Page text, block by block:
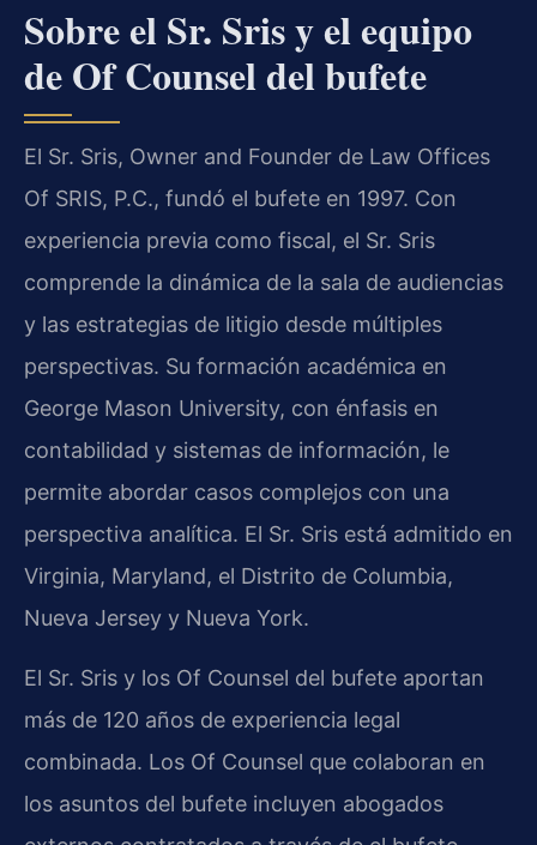
Sobre el Sr. Sris y el equipo
de Of Counsel del bufete
El Sr. Sris, Owner and Founder de Law Offices
Of SRIS, P.C., fundó el bufete en 1997. Con
experiencia previa como fiscal, el Sr. Sris
comprende la dinámica de la sala de audiencias
y las estrategias de litigio desde múltiples
perspectivas. Su formación académica en
George Mason University, con énfasis en
contabilidad y sistemas de información, le
permite abordar casos complejos con una
perspectiva analítica. El Sr. Sris está admitido en
Virginia, Maryland, el Distrito de Columbia,
Nueva Jersey y Nueva York.
El Sr. Sris y los Of Counsel del bufete aportan
más de 120 años de experiencia legal
combinada. Los Of Counsel que colaboran en
los asuntos del bufete incluyen abogados